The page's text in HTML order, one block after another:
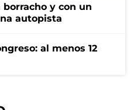
borracho y con un
autopista
al menos 12